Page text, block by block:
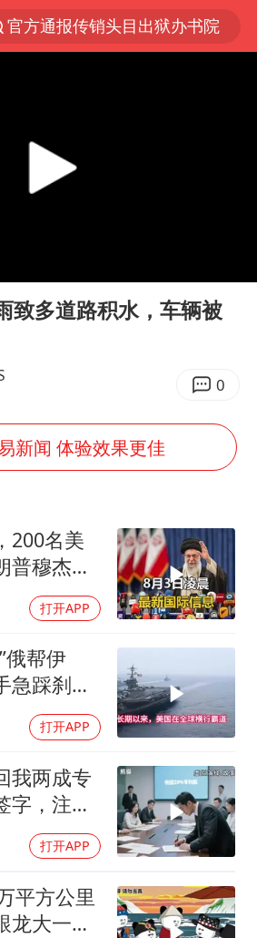
官方通报传销头目出狱办书院
佛山回应“废品场有残障务工人员”
美股收盘：道指再创历史新高
河南：领导干部要带头休假
13岁少年白天写作业晚上夜市炒粉
中方公布5项对美反制措施
“中国游”持续带火“中国购”
你常吃的兰州拉面要改名了
张家界中心汽车站候车厅漏水如瀑布
坚持党全面领导和党中央集中统一领导
致多道路积水，车辆被
0
新闻 体验效果更佳
200名美
普穆杰塔
打开APP
俄帮伊
急踩刹
气尽失
打开APP
我两成专
字，注销
全员慌了
打开APP
平方公里
龙大一起